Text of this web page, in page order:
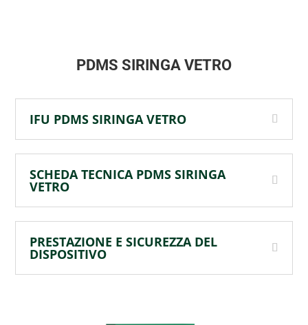
PDMS SIRINGA VETRO
IFU PDMS SIRINGA VETRO
SCHEDA TECNICA PDMS SIRINGA
VETRO
PRESTAZIONE E SICUREZZA DEL
DISPOSITIVO